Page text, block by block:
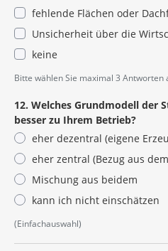
fehlende Flächen oder
Unsicherheit über die
keine
Bitte wählen Sie maximal 3 Antworten
12. Welches Grundmodell der
besser zu Ihrem Betrieb?
eher dezentral (eigene
eher zentral (Bezug aus
Mischung aus beidem
kann ich nicht einschätzen
(Einfachauswahl)